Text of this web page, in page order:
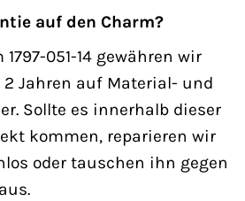
auf den Charm?
051-14 gewähren wir
Jahren auf Material- und
Sollte es innerhalb dieser
kommen, reparieren wir
oder tauschen ihn gegen